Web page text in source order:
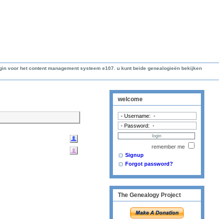
voor het content management systeem e107. u kunt beide genealogieën bekijken
welcome
remember me
Signup
Forgot password?
The Genealogy Project